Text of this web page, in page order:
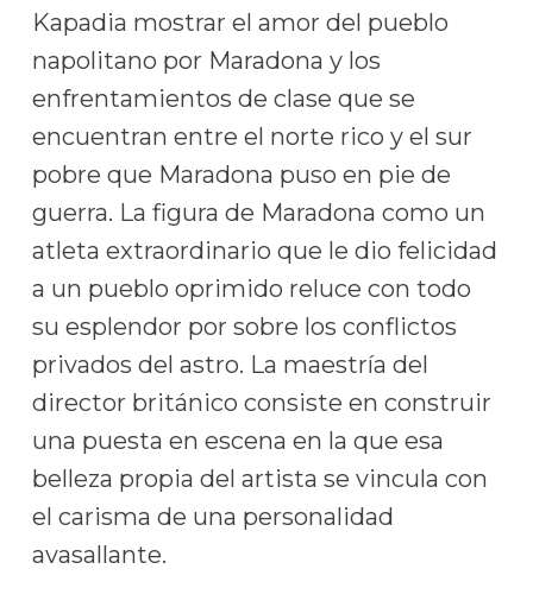
Kapadia mostrar el amor del pueblo
napolitano por Maradona y los
enfrentamientos de clase que se
encuentran entre el norte rico y el sur
pobre que Maradona puso en pie de
guerra. La figura de Maradona como un
atleta extraordinario que le dio felicidad
a un pueblo oprimido reluce con todo
su esplendor por sobre los conflictos
privados del astro. La maestría del
director británico consiste en construir
una puesta en escena en la que esa
belleza propia del artista se vincula con
el carisma de una personalidad
avasallante.